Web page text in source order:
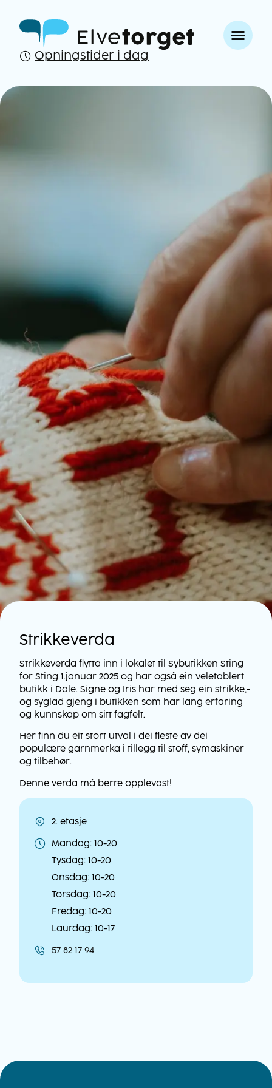
Opningstider i dag
Strikkeverda
Strikkeverda flytta inn i lokalet til Sybutikken Sting
for Sting 1.januar 2025 og har også ein veletablert
butikk i Dale. Signe og Iris har med seg ein strikke,-
og syglad gjeng i butikken som har lang erfaring
og kunnskap om sitt fagfelt.
Her finn du eit stort utval i dei fleste av dei
populære garnmerka i tillegg til stoff, symaskiner
og tilbehør.
Denne verda må berre opplevast!
Lokasjon
2. etasje
Åpningstider
Mandag: 10-20
Tysdag: 10-20
Onsdag: 10-20
Torsdag: 10-20
Fredag: 10-20
Laurdag: 10-17
Kontaktinformasjon
57 82 17 94